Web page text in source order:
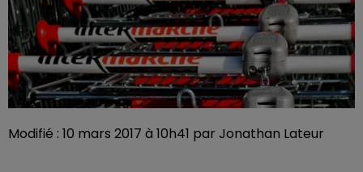
Modifié : 10 mars 2017 à 10h41 par Jonathan Lateur